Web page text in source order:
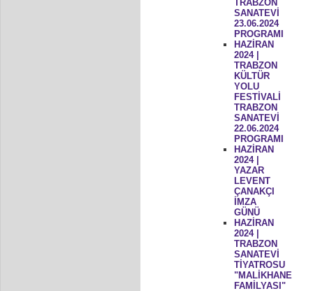
TRABZON
SANATEVİ
23.06.2024
PROGRAMI
HAZİRAN
2024 |
TRABZON
KÜLTÜR
YOLU
FESTİVALİ
TRABZON
SANATEVİ
22.06.2024
PROGRAMI
HAZİRAN
2024 |
YAZAR
LEVENT
ÇANAKÇI
İMZA
GÜNÜ
HAZİRAN
2024 |
TRABZON
SANATEVİ
TİYATROSU
"MALİKHANE
FAMİLYASI"